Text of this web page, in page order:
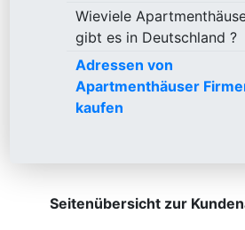
Wieviele
gibt es in Deutschland ?
Adressen von
Apartmenthäuser
kaufen
Seitenübersicht zur